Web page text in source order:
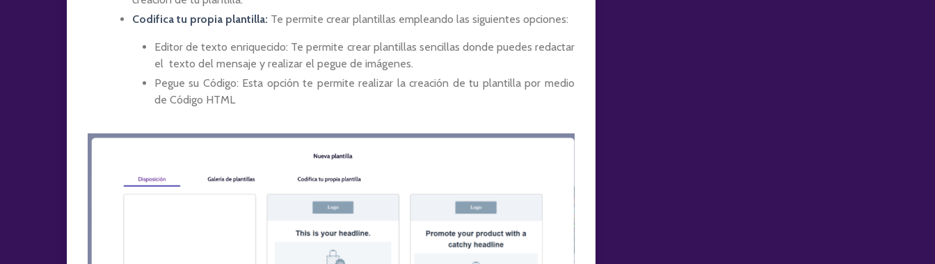
Codifica tu propia plantilla: Te permite crear plantillas empleando las siguientes opciones:
Editor de texto enriquecido: Te permite crear plantillas sencillas donde puedes redactar
el texto del mensaje y realizar el pegue de imágenes.
Pegue su Código: Esta opción te permite realizar la creación de tu plantilla por medio
de Código HTML